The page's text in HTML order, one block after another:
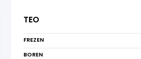
TEO
FREZEN
BOREN